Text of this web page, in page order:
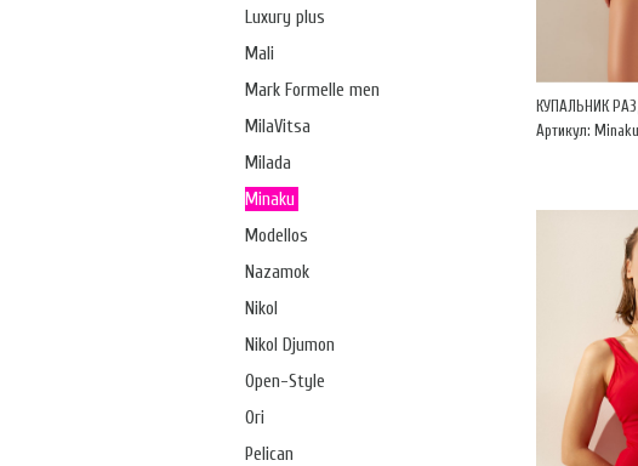
Luxury plus
Mali
Mark Formelle men
MilaVitsa
Milada
Minaku
Modellos
Nazamok
Nikol
Nikol Djumon
Open-Style
Ori
Pelican
КУПАЛЬНИК
Артикул: